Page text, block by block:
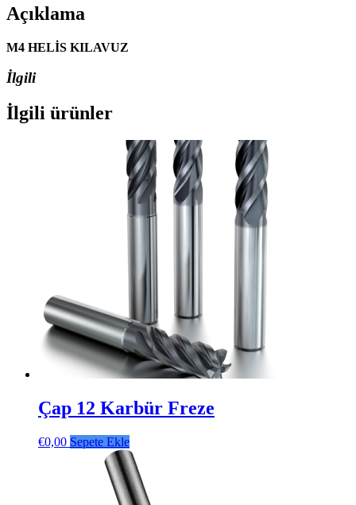
Açıklama
M4 HELİS KILAVUZ
İlgili
İlgili ürünler
Çap 12 Karbür Freze
€0,00 Sepete Ekle